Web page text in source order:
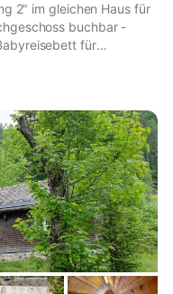
2" im gleichen Haus für
buchbar -
für
Lage auf 1000 m im
Vorteile: Alle Orte des